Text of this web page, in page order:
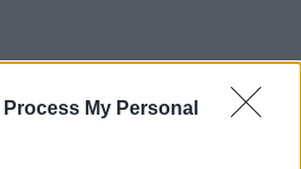
Process My Personal